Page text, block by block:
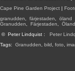
Cape Pine Garden Project |
granudden
färjestaden
öland
Granudden
Färjestaden
Öland
© Peter Lindquist : Peter
Tags: Granudden bild foto